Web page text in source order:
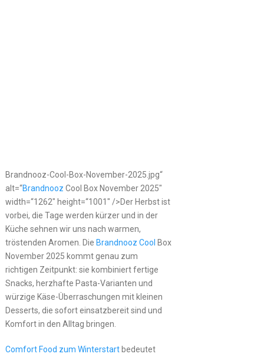
Brandnooz-Cool-Box-November-2025.jpg“
alt=“Brandnooz Cool Box November 2025″
width=“1262″ height=“1001″ />Der Herbst ist
vorbei, die Tage werden kürzer und in der
Küche sehnen wir uns nach warmen,
tröstenden Aromen. Die Brandnooz Cool Box
November 2025 kommt genau zum
richtigen Zeitpunkt: sie kombiniert fertige
Snacks, herzhafte Pasta-Varianten und
würzige Käse-Überraschungen mit kleinen
Desserts, die sofort einsatzbereit sind und
Komfort in den Alltag bringen.
Comfort Food zum Winterstartbedeutet